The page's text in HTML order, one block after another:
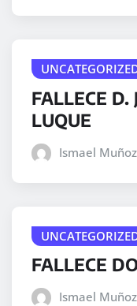
FALLECE D.
LUQUE
Ismael
FALLECE
Ismael